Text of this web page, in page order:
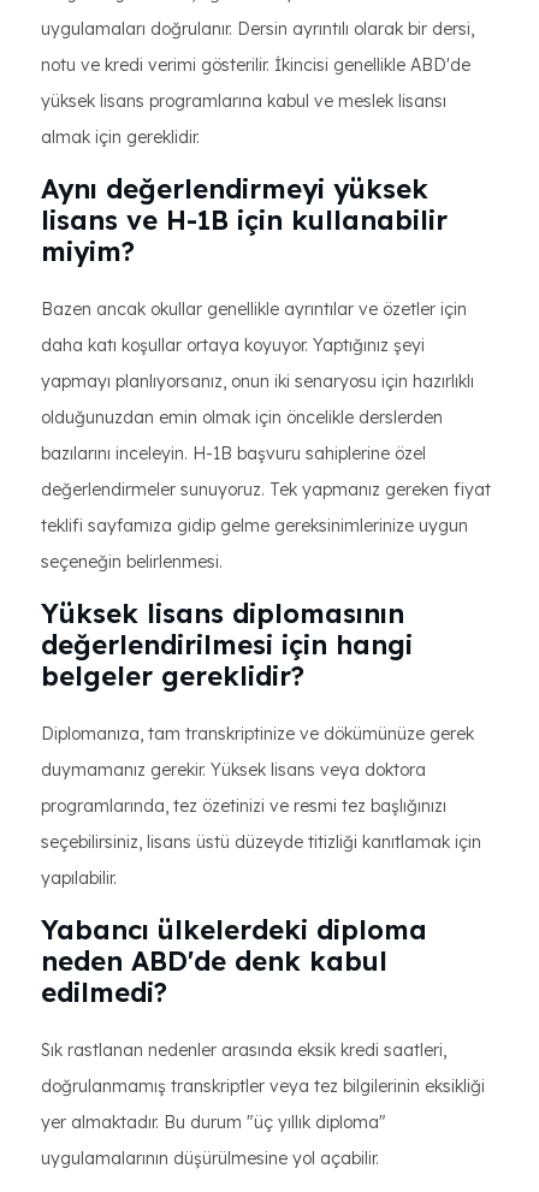
uygulamaları doğrulanır. Dersin ayrıntılı olarak bir dersi,
notu ve kredi verimi gösterilir. İkincisi genellikle ABD'de
yüksek lisans programlarına kabul ve meslek lisansı
almak için gereklidir.
Aynı değerlendirmeyi yüksek
lisans ve H-1B için kullanabilir
miyim?
Bazen ancak okullar genellikle ayrıntılar ve özetler için
daha katı koşullar ortaya koyuyor. Yaptığınız şeyi
yapmayı planlıyorsanız, onun iki senaryosu için hazırlıklı
olduğunuzdan emin olmak için öncelikle derslerden
bazılarını inceleyin. H-1B başvuru sahiplerine özel
değerlendirmeler sunuyoruz. Tek yapmanız gereken fiyat
teklifi sayfamıza gidip gelme gereksinimlerinize uygun
seçeneğin belirlenmesi.
Yüksek lisans diplomasının
değerlendirilmesi için hangi
belgeler gereklidir?
Diplomanıza, tam transkriptinize ve dökümünüze gerek
duymamanız gerekir. Yüksek lisans veya doktora
programlarında, tez özetinizi ve resmi tez başlığınızı
seçebilirsiniz, lisans üstü düzeyde titizliği kanıtlamak için
yapılabilir.
Yabancı ülkelerdeki diploma
neden ABD'de denk kabul
edilmedi?
Sık rastlanan nedenler arasında eksik kredi saatleri,
doğrulanmamış transkriptler veya tez bilgilerinin eksikliği
yer almaktadır. Bu durum "üç yıllık diploma"
uygulamalarının düşürülmesine yol açabilir.